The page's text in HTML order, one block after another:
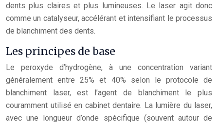
dents plus claires et plus lumineuses. Le laser agit donc
comme un catalyseur, accélérant et intensifiant le processus
de blanchiment des dents.
Les principes de base
Le peroxyde d’hydrogène, à une concentration variant
généralement entre 25% et 40% selon le protocole de
blanchiment laser, est l’agent de blanchiment le plus
couramment utilisé en cabinet dentaire. La lumière du laser,
avec une longueur d’onde spécifique (souvent autour de